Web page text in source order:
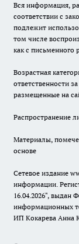
Вся информация,
соответствии с
подлежит
том числе
как с письменного
Возрастная
ответственности
размещенные на
Распространение
Материалы,
основе
Сетевое издание
информации.
16.04.2026", выдан
информационных
ИП Кокарева Анна